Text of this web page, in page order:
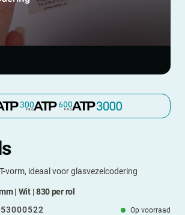
vorm, ideaal voor glasvezelcodering
| Wit | 830 per rol
53000522 Op voorraad